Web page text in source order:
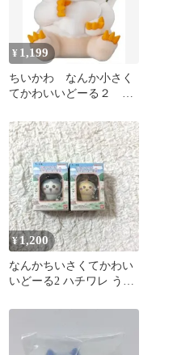
¥ 1,199
ちいかわ なんか小さく
てかわいいどーる２
¥1,200
なんかちいさくてかわい
いどーる2 ハチワレ うさ